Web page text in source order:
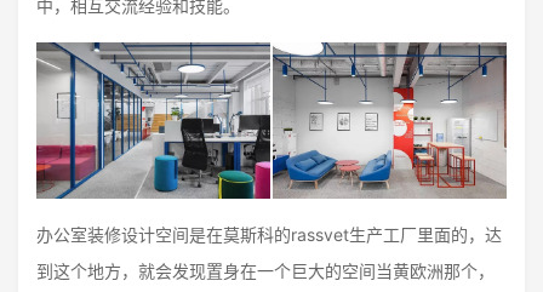
中，相互交流经验和技能。
办公室装修设计空间是在莫斯科的rassvet生产工厂里面的，达
到这个地方，就会发现置身在一个巨大的空间当黄欧洲那个，